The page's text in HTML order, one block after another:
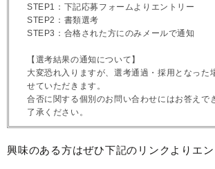
STEP1：下記応募フォームよりエントリー
STEP2：書類選考
STEP3：合格された方にのみメールで通知
【選考結果の通知について】
大変恐れ入りますが、選考通過・採用となった
せていただきます。
合否に関する個別のお問い合わせにはお答えで
了承ください。
興味のある方はぜひ下記のリンクよりエン